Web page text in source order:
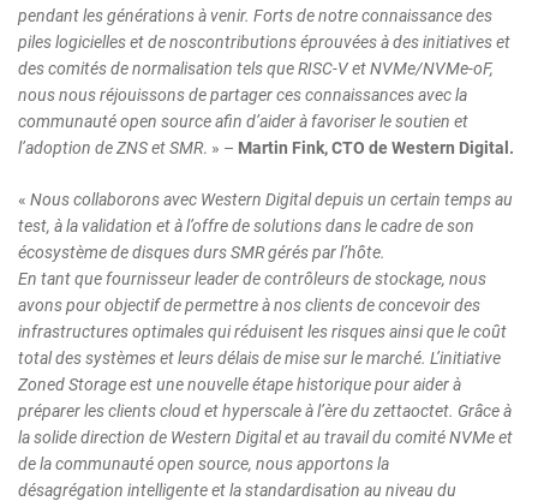
pendant les générations à venir. Forts de notre connaissance des
piles logicielles et de noscontributions éprouvées à des initiatives et
des comités de normalisation tels que RISC-V et NVMe/NVMe-oF,
nous nous réjouissons de partager ces connaissances avec la
communauté open source afin d’aider à favoriser le soutien et
l’adoption de ZNS et SMR. » – Martin Fink, CTO de Western Digital.
« Nous collaborons avec Western Digital depuis un certain temps au
test, à la validation et à l’offre de solutions dans le cadre de son
écosystème de disques durs SMR gérés par l’hôte.
En tant que fournisseur leader de contrôleurs de stockage, nous
avons pour objectif de permettre à nos clients de concevoir des
infrastructures optimales qui réduisent les risques ainsi que le coût
total des systèmes et leurs délais de mise sur le marché. L’initiative
Zoned Storage est une nouvelle étape historique pour aider à
préparer les clients cloud et hyperscale à l’ère du zettaoctet. Grâce à
la solide direction de Western Digital et au travail du comité NVMe et
de la communauté open source, nous apportons la
désagrégation intelligente et la standardisation au niveau du